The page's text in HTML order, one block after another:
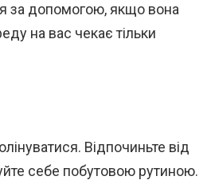
за допомогою, якщо вона
на вас чекає тільки
Відпочиньте від
себе побутовою рутиною.